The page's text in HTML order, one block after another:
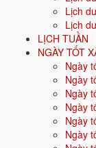
Lịch
Lịch
LỊCH TUẦN
NGÀY TỐT
Ngày
Ngày
Ngày
Ngày
Ngày
Ngày
Sinh năm 2006
Thượng Thổ.
Màu hợp:Vàng đất,
Đông Bắc.
Vận khí khi sinh:
2026: 21 tuổi